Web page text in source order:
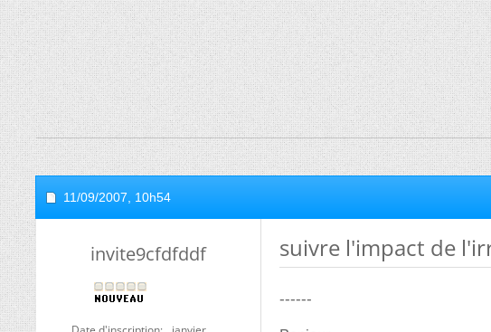
11/09/2007, 10h54
invite9cfdfddf suivre l'impact de
------